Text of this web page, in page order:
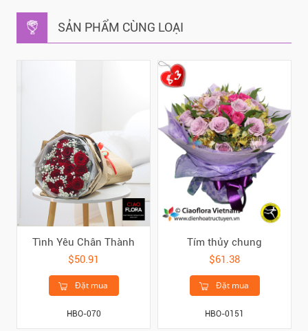
SẢN PHẨM CÙNG LOẠI
Tình Yêu Chân Thành
$50.91
Đặt mua
HBO-070
Tím thủy chung
$61.38
Đặt mua
HBO-0151